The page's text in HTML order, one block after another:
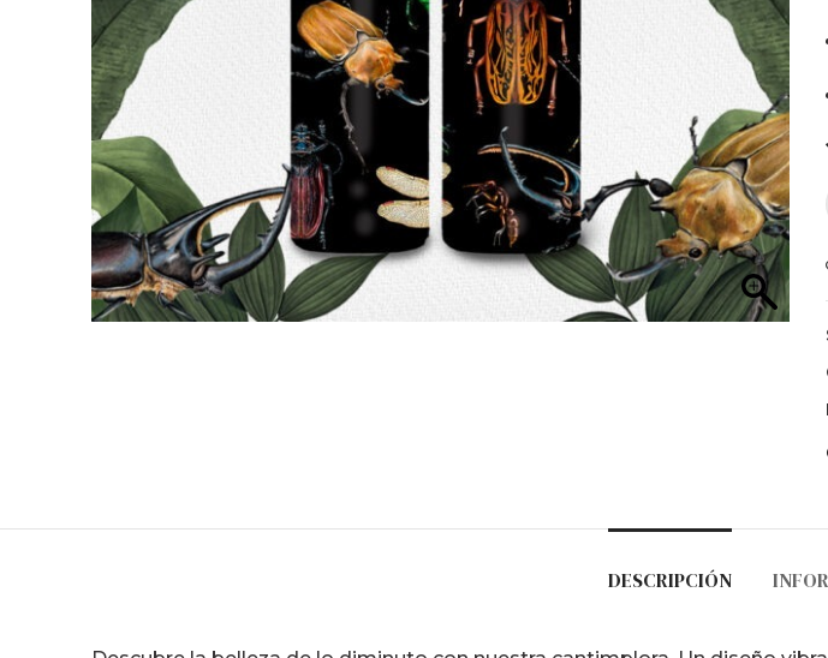
DESCRIPCIÓN